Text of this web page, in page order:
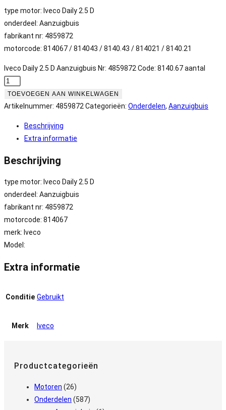
type motor: Iveco Daily 2.5 D
onderdeel: Aanzuigbuis
fabrikant nr: 4859872
motorcode: 814067 / 814043 / 8140.43 / 814021 / 8140.21
Iveco Daily 2.5 D Aanzuigbuis Nr: 4859872 Code: 8140.67 aantal
TOEVOEGEN AAN WINKELWAGEN
Artikelnummer: 4859872 Categorieën: Onderdelen, Aanzuigbuis
Beschrijving
Extra informatie
Beschrijving
type motor: Iveco Daily 2.5 D
onderdeel: Aanzuigbuis
fabrikant nr: 4859872
motorcode: 814067
merk: Iveco
Model:
Extra informatie
Conditie Gebruikt
Merk Iveco
Productcategorieën
Motoren (26)
Onderdelen (587)